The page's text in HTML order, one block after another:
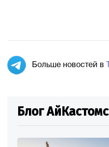
Больше новостей в
Блог АйКастомс